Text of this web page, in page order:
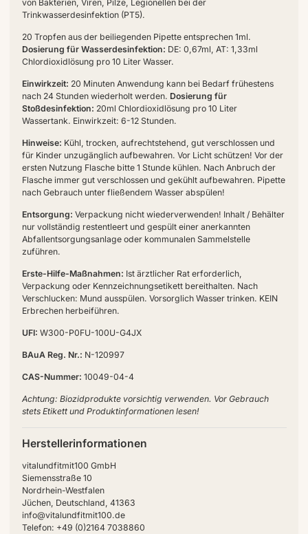
von Bakterien, Viren, Pilze, Legionellen bei der
Trinkwasserdesinfektion (PT5).
20 Tropfen aus der beiliegenden Pipette entsprechen 1ml.
Dosierung für Wasserdesinfektion: DE: 0,67ml, AT: 1,33ml
Chlordioxidlösung pro 10 Liter Wasser.
Einwirkzeit: 20 Minuten Anwendung kann bei Bedarf frühestens
nach 24 Stunden wiederholt werden. Dosierung für
Stoßdesinfektion: 20ml Chlordioxidlösung pro 10 Liter
Wassertank. Einwirkzeit: 6-12 Stunden.
Hinweise: Kühl, trocken, aufrechtstehend, gut verschlossen und
für Kinder unzugänglich aufbewahren. Vor Licht schützen! Vor der
ersten Nutzung Flasche bitte 1 Stunde kühlen. Nach Anbruch der
Flasche immer gut verschlossen und gekühlt aufbewahren. Pipette
nach Gebrauch unter fließendem Wasser abspülen!
Entsorgung: Verpackung nicht wiederverwenden! Inhalt / Behälter
nur vollständig restentleert und gespült einer anerkannten
Abfallentsorgungsanlage oder kommunalen Sammelstelle
zuführen.
Erste-Hilfe-Maßnahmen: Ist ärztlicher Rat erforderlich,
Verpackung oder Kennzeichnungsetikett bereithalten. Nach
Verschlucken: Mund ausspülen. Vorsorglich Wasser trinken. KEIN
Erbrechen herbeiführen.
UFI: W300-P0FU-100U-G4JX
BAuA Reg. Nr.: N-120997
CAS-Nummer: 10049-04-4
Achtung: Biozidprodukte vorsichtig verwenden. Vor Gebrauch
stets Etikett und Produktinformationen lesen!
Herstellerinformationen
vitalundfitmit100 GmbH
Siemensstraße 10
Nordrhein-Westfalen
Jüchen, Deutschland, 41363
info@vitalundfitmit100.de
Telefon: +49 (0)2164 7038860